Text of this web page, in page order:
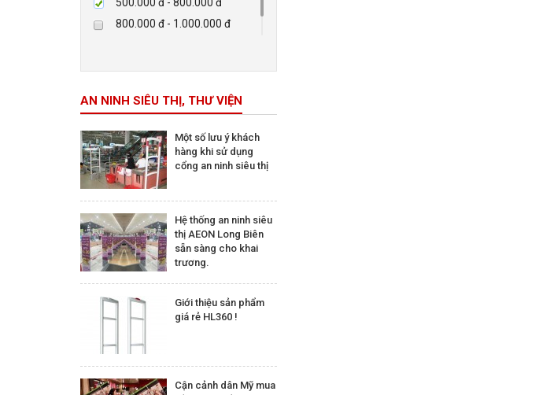
800.000 đ - 1.000.000 đ
AN NINH SIÊU THỊ, THƯ VIỆN
Một số lưu ý khách
hàng khi sử dụng
cổng an ninh siêu thị
Hệ thống an ninh siêu
thị AEON Long Biên
sẵn sàng cho khai
trương.
Giới thiệu sản phẩm
giá rẻ HL360 !
Cận cảnh dân Mỹ mua